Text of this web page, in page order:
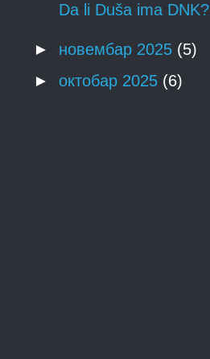
Da li Duša ima DNK?
► новембар 2025 (5)
► октобар 2025 (6)